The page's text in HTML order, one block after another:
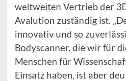
weltweiten Vertrieb der
Avalution zuständig ist.
innovativ und so
Bodyscanner, die wir für
Menschen für
Einsatz haben, ist aber